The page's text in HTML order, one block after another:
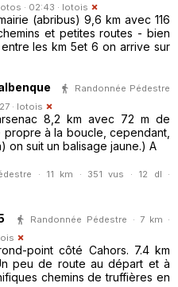
· 02:43 · lotois
(abribus) 9,6 km avec 116
et petites routes - bien
les km 5et 6 on arrive sur
Randonnée Pédestre
· lotois
8,2 km avec 72 m de
à la boucle, cependant,
on suit un balisage jaune.) A
· 11 km · 351 vus · 12 dl ·
Randonnée Pédestre · 7 km ·
point côté Cahors. 7.4 km
peu de route au départ et à
chemins de truffières en